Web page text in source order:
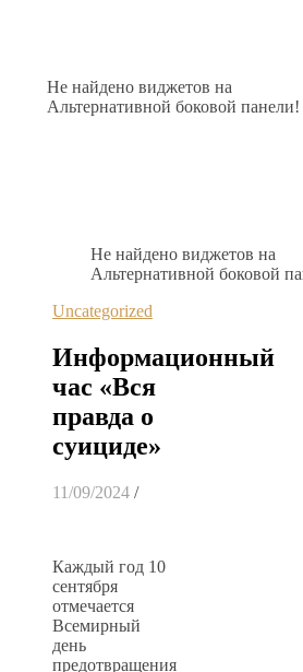
Не найдено виджетов на
Альтернативной боковой панели!
Не найдено виджетов на
Альтернативной боковой
Uncategorized
Информационный
час «Вся
правда о
суициде»
11/09/2024 /
Каждый год 10
сентября
отмечается
Всемирный
день
предотвращения